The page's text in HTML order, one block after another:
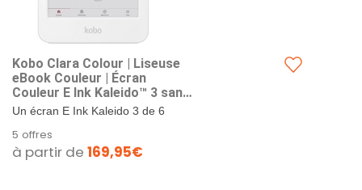
Kobo Clara Colour | Liseuse
eBook Couleur | Écran
Couleur E Ink Kaleido™ 3 sans
Reflets de 6" | Option Mode
Audio | 16 Go de Stockage |
Blanc
Un écran E Ink Kaleido 3 de 6
couvertures de livres électroniques,
des bandes dessinées, des...
5 offres
à partir de 169,95€